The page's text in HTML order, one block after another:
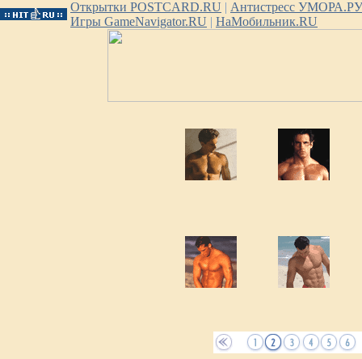
Открытки POSTCARD.RU | Антистресс УМОРА.РУ
Игры GameNavigator.RU | НаМобильник.RU